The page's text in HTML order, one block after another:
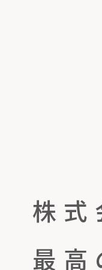
株
最高